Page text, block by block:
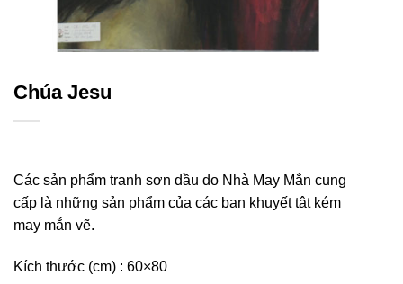
Chúa Jesu
Các sản phẩm tranh sơn dầu do Nhà May Mắn cung
cấp là những sản phẩm của các bạn khuyết tật kém
may mắn vẽ.
Kích thước (cm) : 60×80